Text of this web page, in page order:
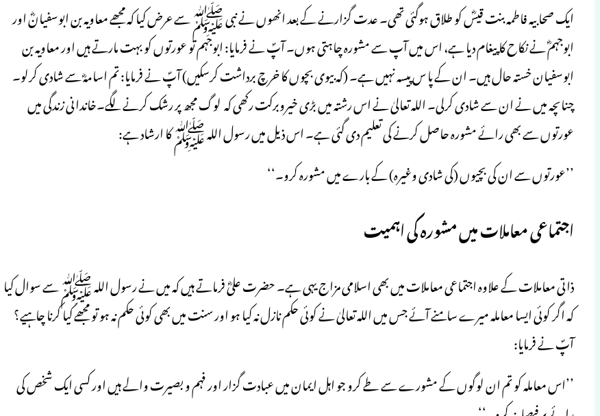
ایک صحابیہ فاطمہ بنت قیسؓ کو طلاق ہوگئی تھی۔ عدت گزارنے کے بعد انھوں نے نبی ﷺ سے عرض کیا کہ مجھے معاویہ بن ابوسفیانؓ اور
ابوجہمؓ نے نکاح کا پیغام دیا ہے، اس میں آپ سے مشورہ چاہتی ہوں۔ آپؐ نے فرمایا: ابوجہم تو عورتوں کو بہت مارتے ہیں اور معاویہ بن
ابوسفیان خستہ حال ہیں۔ ان کے پا س پیسہ نہیں ہے۔ (کہ بیوی بچوں کا خرچ برداشت کرسکیں) آپؐ نے فرمایا: تم اسامہؓ سے شادی کرلو۔
چناںچہ میں نے ان سے شادی کرلی۔ اللہ تعالیٰ نے اس رشتہ میں بڑی خیروبرکت رکھی کہ لوگ مجھ پر رشک کرنے لگے۔خاندانی زندگی میں
عورتوں سے بھی رائے مشورہ حاصل کرنے کی تعلیم دی گئی ہے۔ اس ذیل میں رسول اللہ ﷺ کا ارشاد ہے:
’’عورتوں سے ان کی بچیوں (کی شادی وغیرہ) کے بارے میں مشورہ کرو۔‘‘
اجتماعی معاملات میں مشورہ کی اہمیت
ذاتی معاملات کے علاوہ اجتماعی معاملات میں بھی اسلامی مزاج یہی ہے۔ حضرت علیؓ فرماتے ہیں کہ میں نے رسول اللہ ﷺ سے سوال کیا
کہ اگر کوئی ایسا معاملہ میرے سامنے آئے جس میں اللہ تعالیٰ نے کوئی حکم نازل نہ کیا ہو اور سنت میں بھی کوئی حکم نہ ہو تو مجھے کیا کرنا چاہیے؟
آپؐ نے فرمایا:
’’اس معاملہ کو تم ان لوگوں کے مشورے سے طے کرو جو اہل ایمان میں عبادت گزار اور فہم و بصیرت والے ہیں اور کسی ایک شخص کی